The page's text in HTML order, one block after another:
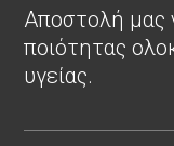
Αποστολή μας
ποιότητας
υγείας.